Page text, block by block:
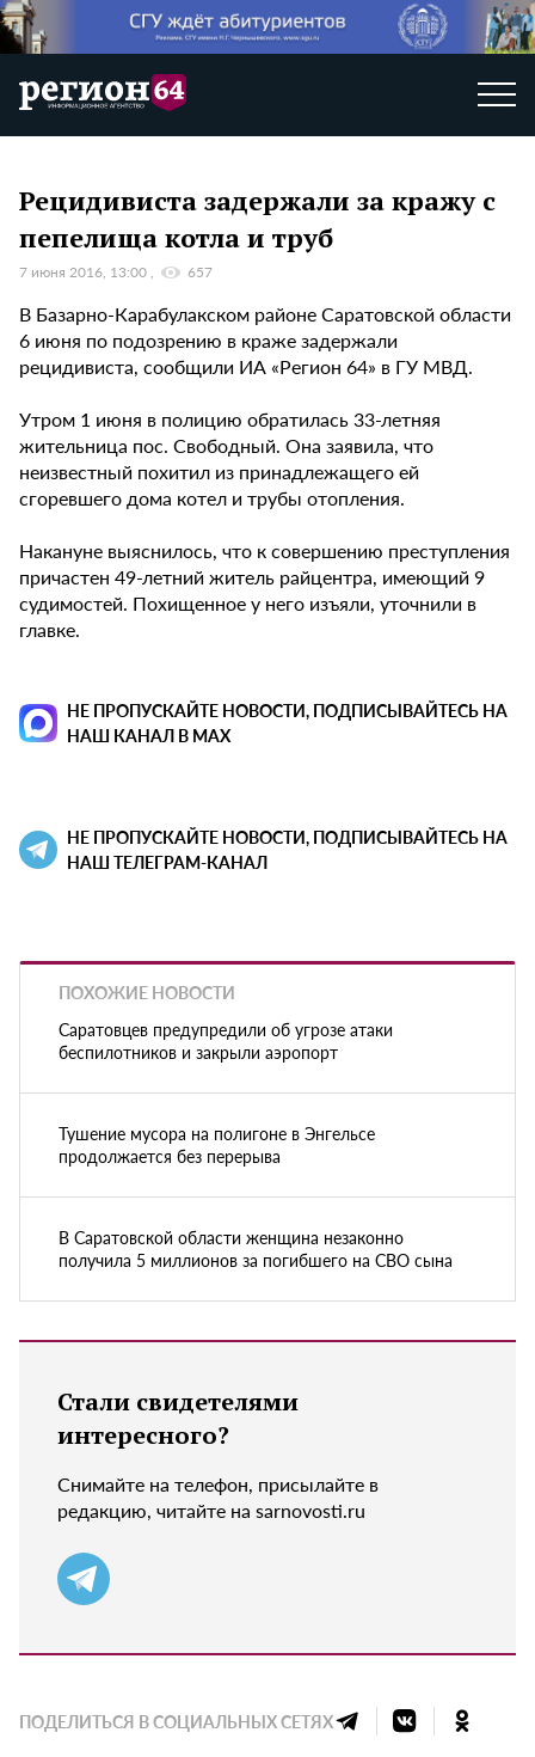
Рецидивиста задержали за кражу с
пепелища котла и труб
7 июня 2016, 13:00 657
В Базарно-Карабулакском районе Саратовской области
6 июня по подозрению в краже задержали
рецидивиста, сообщили ИА «Регион 64» в ГУ МВД.
Утром 1 июня в полицию обратилась 33-летняя
жительница пос. Свободный. Она заявила, что
неизвестный похитил из принадлежащего ей
сгоревшего дома котел и трубы отопления.
Накануне выяснилось, что к совершению преступления
причастен 49-летний житель райцентра, имеющий 9
судимостей. Похищенное у него изъяли, уточнили в
главке.
НЕ ПРОПУСКАЙТЕ НОВОСТИ, ПОДПИСЫВАЙТЕСЬ НА
НАШ КАНАЛ В MAX
НЕ ПРОПУСКАЙТЕ НОВОСТИ, ПОДПИСЫВАЙТЕСЬ НА
НАШ ТЕЛЕГРАМ-КАНАЛ
ПОХОЖИЕ НОВОСТИ
Саратовцев предупредили об угрозе атаки
беспилотников и закрыли аэропорт
Тушение мусора на полигоне в Энгельсе
продолжается без перерыва
В Саратовской области женщина незаконно
получила 5 миллионов за погибшего на СВО сына
Стали свидетелями
интересного?
Снимайте на телефон, присылайте в
редакцию, читайте на sarnovosti.ru
ПОДЕЛИТЬСЯ В СОЦИАЛЬНЫХ СЕТЯХ